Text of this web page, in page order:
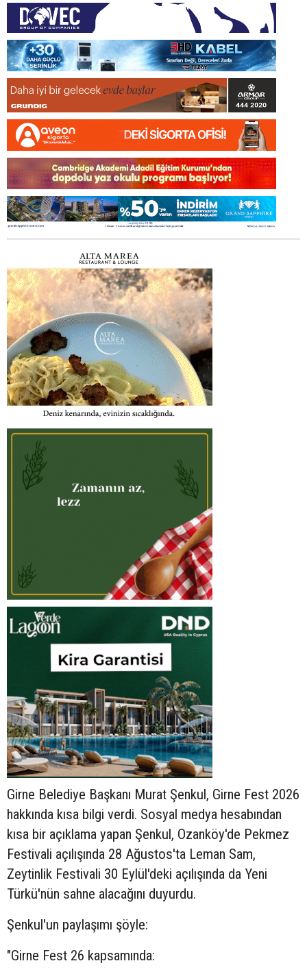
Girne Belediye Başkanı Murat Şenkul, Girne Fest 2026
hakkında kısa bilgi verdi. Sosyal medya hesabından
kısa bir açıklama yapan Şenkul, Ozanköy'de Pekmez
Festivali açılışında 28 Ağustos'ta Leman Sam,
Zeytinlik Festivali 30 Eylül'deki açılışında da Yeni
Türkü'nün sahne alacağını duyurdu.
Şenkul'un paylaşımı şöyle:
"Girne Fest 26 kapsamında: